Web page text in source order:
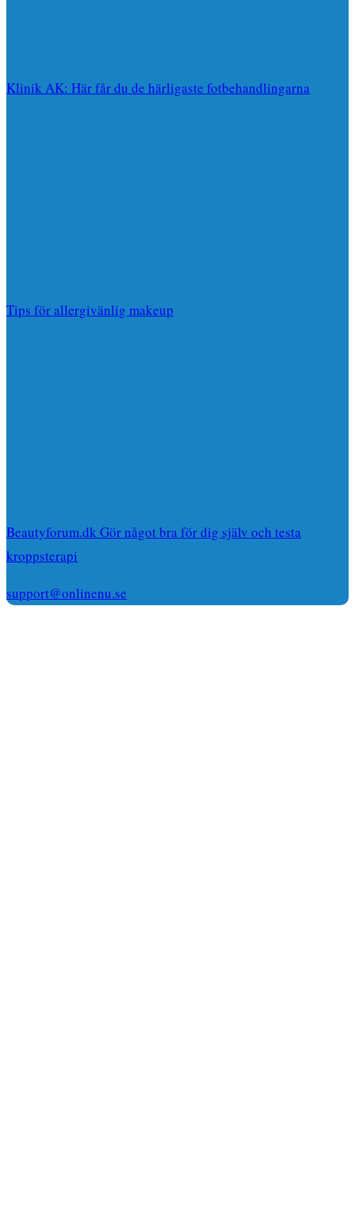
Klinik AK: Här får du de härligaste fotbehandlingarna
Tips för allergivänlig makeup
Beautyforum.dk Gör något bra för dig själv och testa
kroppsterapi
support@onlinenu.se